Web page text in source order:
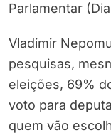
Parlamentar
Vladimir
pesquisas,
eleições, 69%
voto para
quem vão